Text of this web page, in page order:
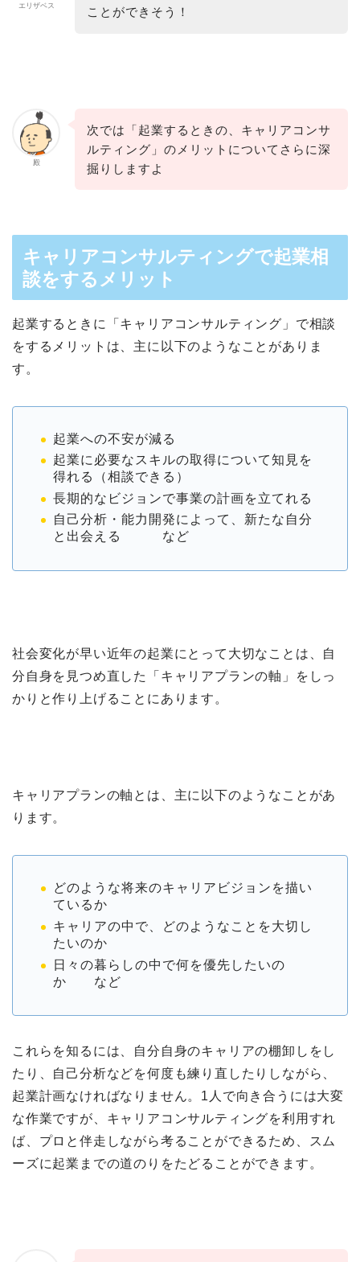
エリザベス
ことができそう！
殿
次では「起業するときの、キャリアコンサ
ルティング」のメリットについてさらに深
掘りしますよ
キャリアコンサルティングで起業相
談をするメリット
起業するときに「キャリアコンサルティング」で相談
をするメリットは、主に以下のようなことがありま
す。
起業への不安が減る
起業に必要なスキルの取得について知見を
得れる（相談できる）
長期的なビジョンで事業の計画を立てれる
自己分析・能力開発によって、新たな自分
と出会える など
社会変化が早い近年の起業にとって大切なことは、自
分自身を見つめ直した「キャリアプランの軸」をしっ
かりと作り上げることにあります。
キャリアプランの軸とは、主に以下のようなことがあ
ります。
どのような将来のキャリアビジョンを描い
ているか
キャリアの中で、どのようなことを大切し
たいのか
日々の暮らしの中で何を優先したいの
か など
これらを知るには、自分自身のキャリアの棚卸しをし
たり、自己分析などを何度も練り直したりしながら、
起業計画なければなりません。1人で向き合うには大変
な作業ですが、キャリアコンサルティングを利用すれ
ば、プロと伴走しながら考ることができるため、スム
ーズに起業までの道のりをたどることができます。